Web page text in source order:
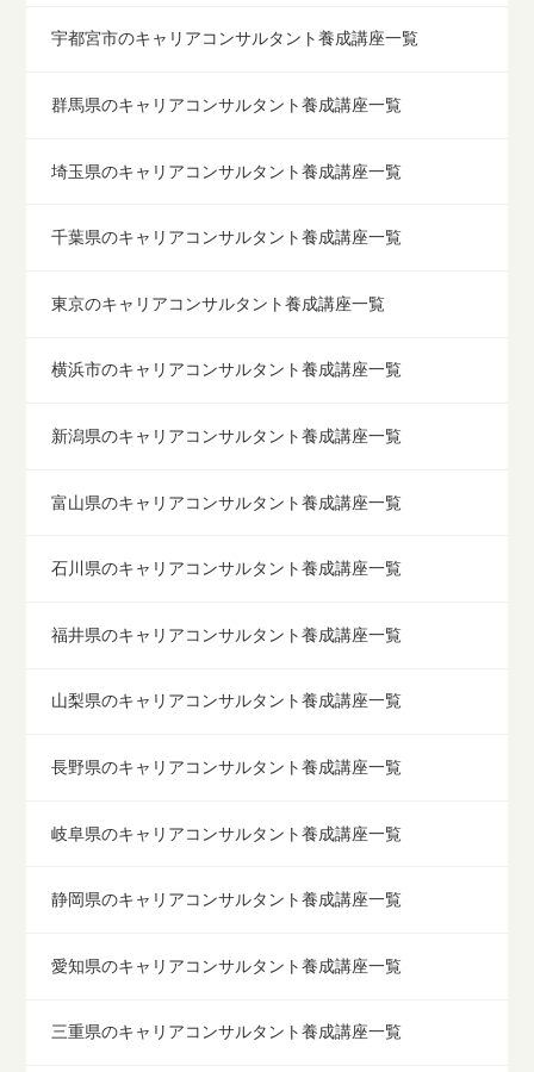
宇都宮市のキャリアコンサルタント養成講座一覧
群馬県のキャリアコンサルタント養成講座一覧
埼玉県のキャリアコンサルタント養成講座一覧
千葉県のキャリアコンサルタント養成講座一覧
東京のキャリアコンサルタント養成講座一覧
横浜市のキャリアコンサルタント養成講座一覧
新潟県のキャリアコンサルタント養成講座一覧
富山県のキャリアコンサルタント養成講座一覧
石川県のキャリアコンサルタント養成講座一覧
福井県のキャリアコンサルタント養成講座一覧
山梨県のキャリアコンサルタント養成講座一覧
長野県のキャリアコンサルタント養成講座一覧
岐阜県のキャリアコンサルタント養成講座一覧
静岡県のキャリアコンサルタント養成講座一覧
愛知県のキャリアコンサルタント養成講座一覧
三重県のキャリアコンサルタント養成講座一覧